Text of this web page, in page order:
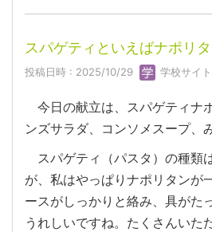
スパゲティといえばナポリタ
投稿日時 : 2025/10/29 学校サイ
今日の献立は、スパゲティナ
ンズサラダ、コンソメスープ、
スパゲティ（パスタ）の種類
が、私はやっぱりナポリタンが
ースがしっかりと絡み、具がた
うれしいですね。たくさんいた